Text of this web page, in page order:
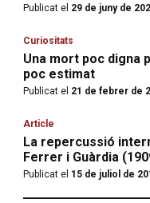
Publicat el 29 de juny de
Curiositats
Una mort poc digna
poc estimat
Publicat el 21 de febrer de
Article
La repercussió
Ferrer i Guàrdia
Publicat el 15 de juliol de